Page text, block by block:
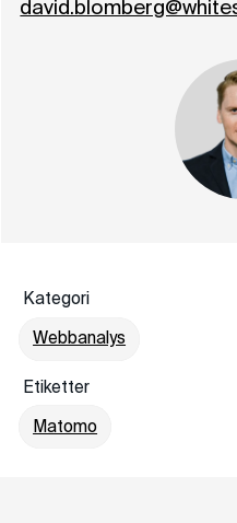
Kategori
Webbanalys
Etiketter
Matomo